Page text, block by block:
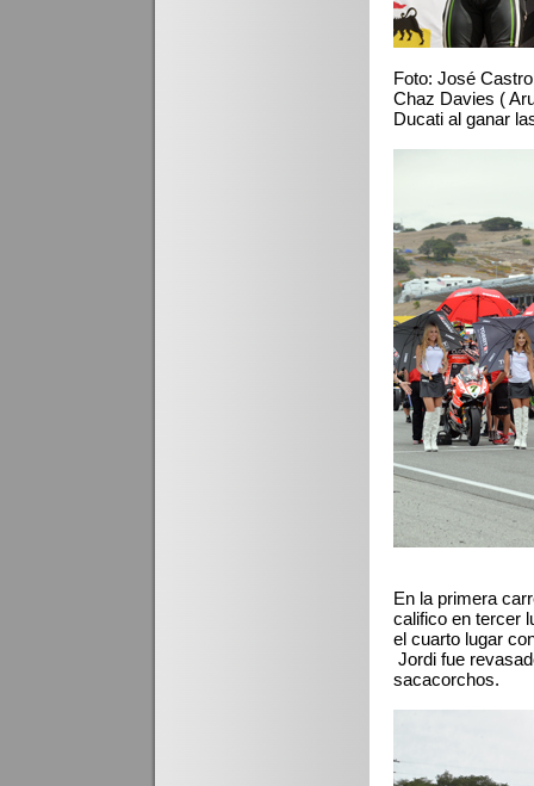
Foto: José Castro
Chaz Davies (
Ducati al ganar
En la primera
califico en tercer
el cuarto lugar
Jordi fue
sacacorchos.